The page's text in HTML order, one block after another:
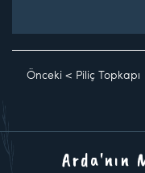
Önceki < Piliç Topkapı
Arda'nın